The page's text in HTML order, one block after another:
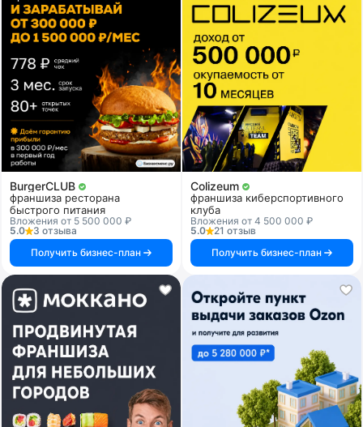
BurgerCLUB
франшиза ресторана
быстрого питания
Вложения от 5 500 000 ₽
5.0
3 отзыва
Получить бизнес-план
Colizeum
франшиза киберспортивного
клуба
Вложения от 4 500 000 ₽
5.0
21 отзыв
Получить бизнес-план